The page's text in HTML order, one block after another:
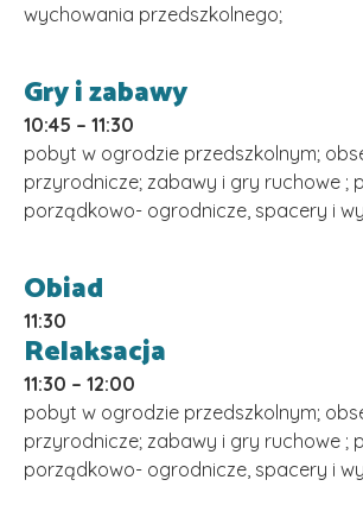
wychowania przedszkolnego;
Gry i zabawy
10:45 – 11:30
pobyt w ogrodzie przedszkolnym;
przyrodnicze; zabawy i gry ruchowe ;
porządkowo- ogrodnicze, spacery i
Obiad
11:30
Relaksacja
11:30 – 12:00
pobyt w ogrodzie przedszkolnym;
przyrodnicze; zabawy i gry ruchowe ;
porządkowo- ogrodnicze, spacery i